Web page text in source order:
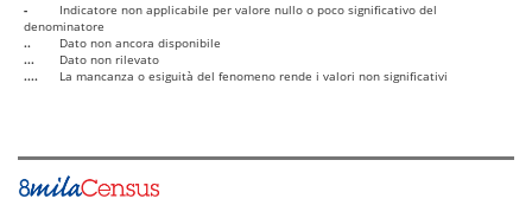
-
Indicatore non applicabile per valore nullo o poco significativo del
denominatore
..
Dato non ancora disponibile
...
Dato non rilevato
....
La mancanza o esiguità del fenomeno rende i valori non significativi